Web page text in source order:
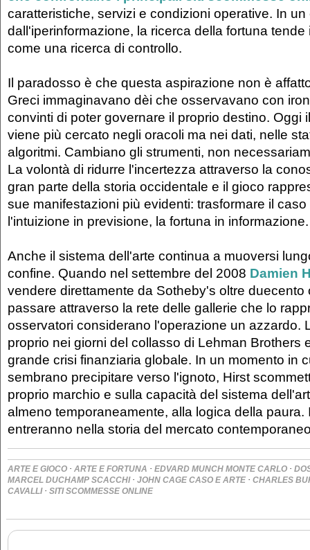
caratteristiche, servizi e condizioni operative. In
dall'iperinformazione, la ricerca della fortuna tende
come una ricerca di controllo.
Il paradosso è che questa aspirazione non è
Greci immaginavano dèi che osservavano con
convinti di poter governare il proprio destino. Oggi
viene più cercato negli oracoli ma nei dati, nelle
algoritmi. Cambiano gli strumenti, non
La volontà di ridurre l'incertezza attraverso la
gran parte della storia occidentale e il gioco
sue manifestazioni più evidenti: trasformare il
l'intuizione in previsione, la fortuna in informazione.
Anche il sistema dell'arte continua a muoversi
confine. Quando nel settembre del 2008 Damien
vendere direttamente da Sotheby's oltre duecento
passare attraverso la rete delle gallerie che lo
osservatori considerano l'operazione un azzardo.
proprio nei giorni del collasso di Lehman Brothers
grande crisi finanziaria globale. In un momento in
sembrano precipitare verso l'ignoto, Hirst
proprio marchio e sulla capacità del sistema
almeno temporaneamente, alla logica della paura.
entreranno nella storia del mercato
ARTE E GIOCO · ARTE E FORTUNA · EDVARD MUNCH MONTE CARLO ·
MARCEL DUCHAMP SCACCHI· JOHN CAGE CASO E ARTE · CHARLES
CAVALLI· SITI SCOMMESSE ONLINE